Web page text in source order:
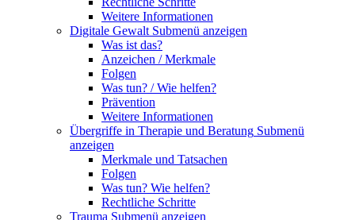
Weitere Informationen
Digitale Gewalt Submenü anzeigen
Was ist das?
Anzeichen / Merkmale
Folgen
Was tun? / Wie helfen?
Prävention
Weitere Informationen
Übergriffe in Therapie und Beratung Submenü
anzeigen
Merkmale und Tatsachen
Folgen
Was tun? Wie helfen?
Rechtliche Schritte
Trauma Submenü anzeigen